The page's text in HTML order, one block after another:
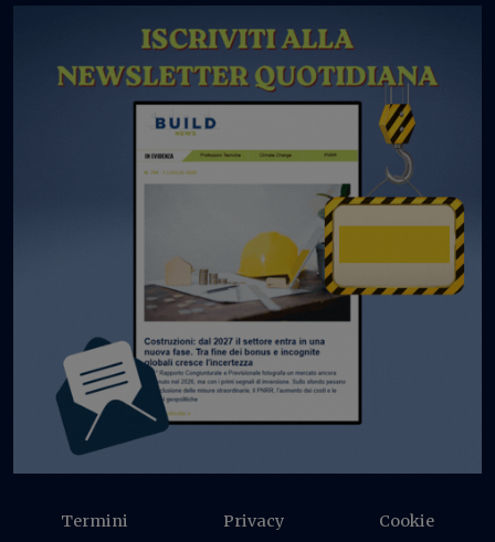
Termini Privacy Cookie